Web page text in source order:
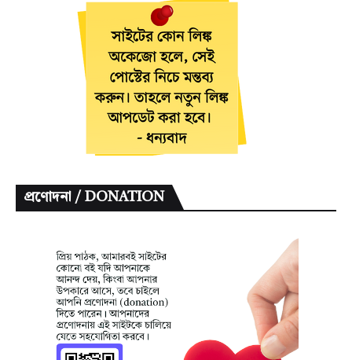
প্রণোদনা / DONATION